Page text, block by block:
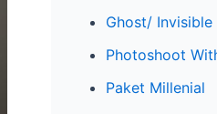
r
:
Ghost/ Invisible
Photoshoot
Paket Millenial